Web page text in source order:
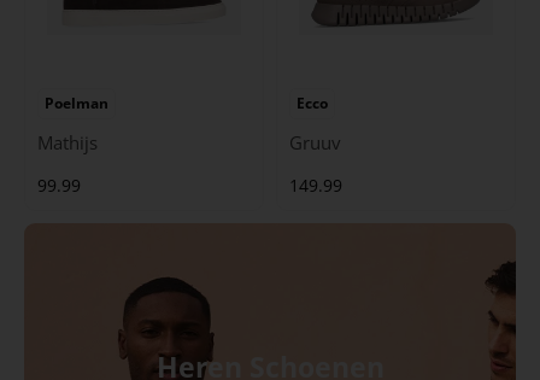
Poelman
Mathijs
99.99
Ecco
Gruuv
149.99
Heren Schoenen